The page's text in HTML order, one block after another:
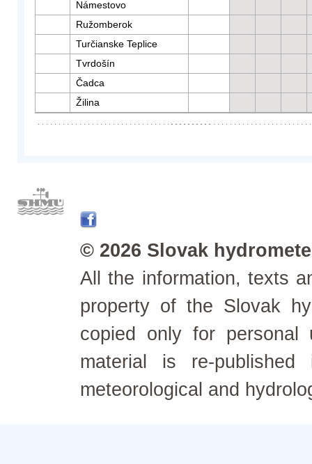
Námestovo
Ružomberok
Turčianske Teplice
Tvrdošín
Čadca
Žilina
© 2026 Slovak
All the information, texts
property of the Slovak
copied only for personal
material is re-
meteorological and